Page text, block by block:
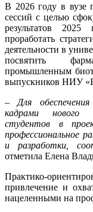
В 2026 году в вузе
сессий с целью
результатов
проработать
деятельности в
посвятить
промышленным
выпускников НИУ
– Для обеспечения
кадрами нового
студентов в
профессиональное
и разработки,
отметила Елена
Практико-
привлечение и
нацеленными на